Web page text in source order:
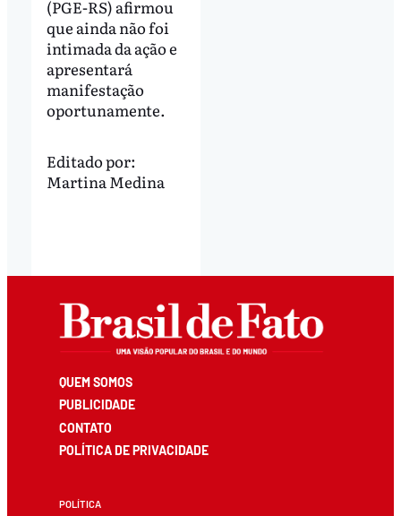
(PGE-RS) afirmou
que ainda não foi
intimada da ação e
apresentará
manifestação
oportunamente.
Editado por:
Martina Medina
QUEM SOMOS
PUBLICIDADE
CONTATO
POLÍTICA DE PRIVACIDADE
POLÍTICA